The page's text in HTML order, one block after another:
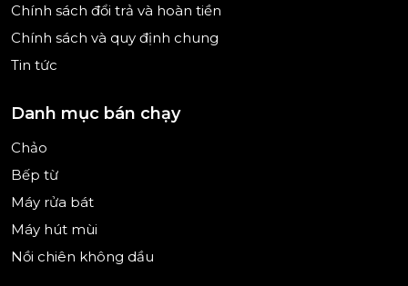
Chính sách đổi trả và hoàn tiền
Chính sách và quy định chung
Tin tức
Danh mục bán chạy
Chảo
Bếp từ
Máy rửa bát
Máy hút mùi
Nồi chiên không dầu